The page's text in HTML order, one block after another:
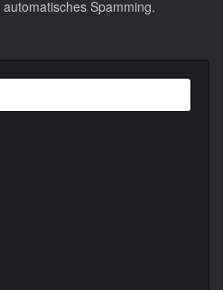
Spamming.